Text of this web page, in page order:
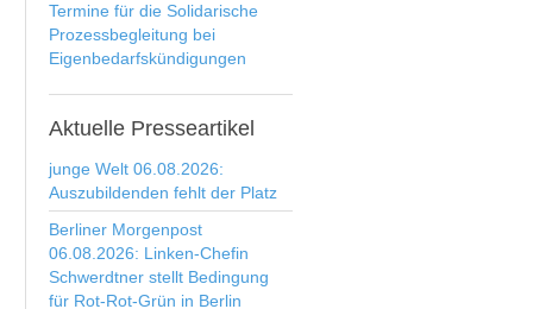
Termine für die Solidarische
Prozessbegleitung bei
Eigenbedarfskündigungen
Aktuelle Presseartikel
junge Welt 06.08.2026:
Auszubildenden fehlt der Platz
Berliner Morgenpost
06.08.2026: Linken-Chefin
Schwerdtner stellt Bedingung
für Rot-Rot-Grün in Berlin